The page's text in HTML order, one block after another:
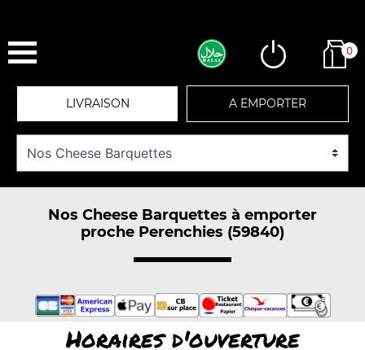
0
LIVRAISON A EMPORTER
Nos Cheese Barquettes à emporter
proche Perenchies (59840)
Horaires d'ouverture